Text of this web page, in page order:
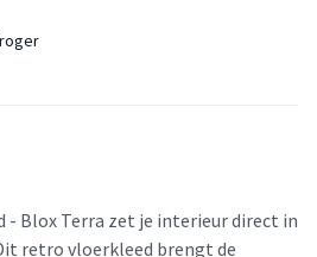
- Blox Terra zet je interieur direct in
retro vloerkleed brengt de